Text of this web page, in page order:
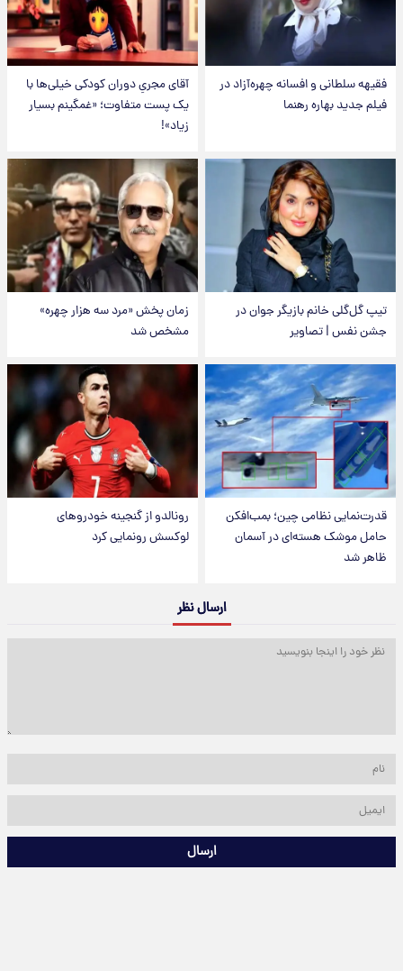
فقیهه سلطانی و افسانه چهره‌آزاد در
فیلم جدید بهاره رهنما
آقای مجریِ دوران کودکی خیلی‌ها با
یک پست متفاوت؛ «غمگینم بسیار
زیاد»!
تیپ گل‌گلی خانم بازیگر جوان در
جشن نفس | تصاویر
زمان پخش «مرد سه هزار چهره»
مشخص شد
قدرت‌نمایی نظامی چین؛ بمب‌افکن
حامل موشک هسته‌ای در آسمان
ظاهر شد
رونالدو از گنجینه خودروهای
لوکسش رونمایی کرد
ارسال نظر
ارسال